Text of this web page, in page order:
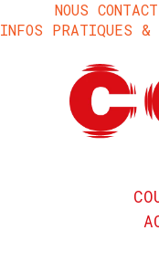
NOUS
INFOS PRATIQUES &